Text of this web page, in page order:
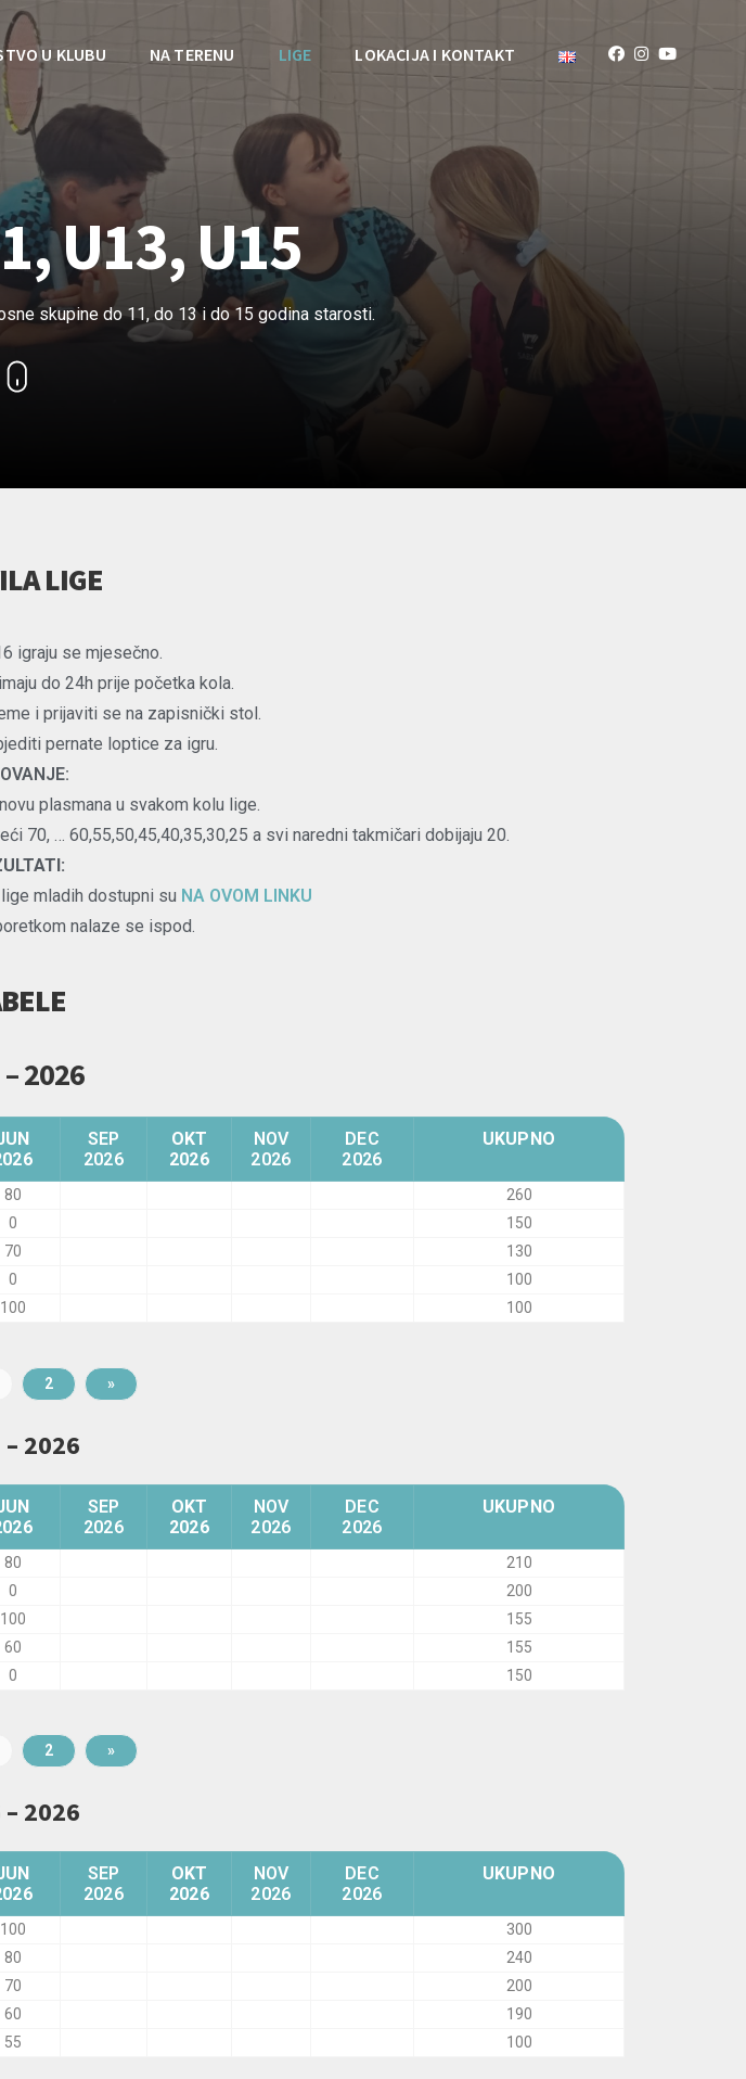
U KLUBU NA TERENU LIGE LOKACIJA I KONTAKT
U13, U15
skupine do 11, do 13 i do 15 godina starosti.
LIGE
igraju se mjesečno.
do 24h prije početka kola.
i prijaviti se na zapisnički stol.
pernate loptice za igru.
plasmana u svakom kolu lige.
70, … 60,55,50,45,40,35,30,25 a svi naredni takmičari dobijaju 20.
mladih dostupni su NA OVOM LINKU
nalaze se ispod.
2026
SEP
2026
OKT
2026
NOV
2026
DEC
2026
UKUPNO
80
260
0
150
70
130
0
100
100 100
2 »
– 2026
SEP
2026
OKT
2026
NOV
2026
DEC
2026
UKUPNO
80
210
0
200
100
155
60
155
0 150
2 »
– 2026
SEP
2026
OKT
2026
NOV
2026
DEC
2026
UKUPNO
100
300
80
240
70
200
60
190
55 100